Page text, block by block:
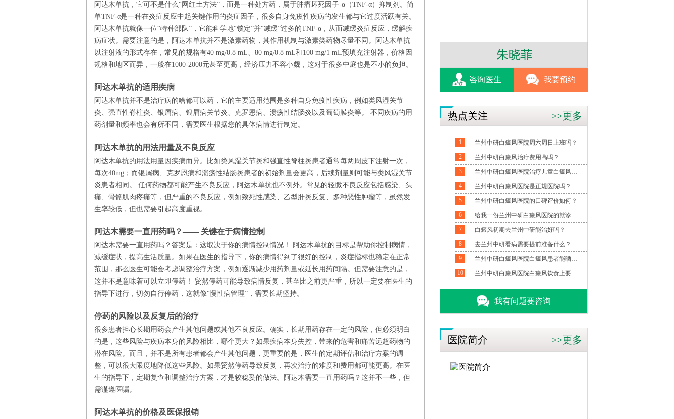
阿达木单抗，它可不是什么“网红土方法”，而是一种处方药，属于肿瘤坏死因子-α（TNF-α）抑制剂。简
单TNF-α是一种在炎症反应中起关键作用的炎症因子，很多自身免疫性疾病的发生都与它过度活跃有关。
阿达木单抗就像一位“特种部队”，它能科学地“锁定”并“减缓”过多的TNF-α，从而减缓炎症反应，缓解疾
病症状。需要注意的是，阿达木单抗并不是激素药物，其作用机制与激素类药物尽量不同。阿达木单抗
以注射液的形式存在，常见的规格有40 mg/0.8 mL、80 mg/0.8 mL和100 mg/1 mL预填充注射器，价格因
规格和地区而异，一般在1000-2000元甚至更高，经济压力不容小觑，这对于很多中庭也是不小的负担。
阿达木单抗的适用疾病
阿达木单抗并不是治疗病的啥都可以药，它的主要适用范围是多种自身免疫性疾病，例如类风湿关节
炎、强直性脊柱炎、银屑病、银屑病关节炎、克罗恩病、溃疡性结肠炎以及葡萄膜炎等。 不同疾病的用
药剂量和频率也会有所不同，需要医生根据您的具体病情进行制定。
阿达木单抗的用法用量及不良反应
阿达木单抗的用法用量因疾病而异。比如类风湿关节炎和强直性脊柱炎患者通常每两周皮下注射一次，
每次40mg；而银屑病、克罗恩病和溃疡性结肠炎患者的初始剂量会更高，后续剂量则可能与类风湿关节
炎患者相同。 任何药物都可能产生不良反应，阿达木单抗也不例外。常见的轻微不良反应包括感染、头
痛、骨骼肌肉疼痛等，但严重的不良反应，例如致死性感染、乙型肝炎反复、多种恶性肿瘤等，虽然发
生率较低，但也需要引起高度重视。
阿达木需要一直用药吗？—— 关键在于病情控制
阿达木需要一直用药吗？答案是：这取决于你的病情控制情况！ 阿达木单抗的目标是帮助你控制病情，
减缓症状，提高生活质量。如果在医生的指导下，你的病情得到了很好的控制，炎症指标也稳定在正常
范围，那么医生可能会考虑调整治疗方案，例如逐渐减少用药剂量或延长用药间隔。但需要注意的是，
这并不是意味着可以立即停药！ 贸然停药可能导致病情反复，甚至比之前更严重，所以一定要在医生的
指导下进行，切勿自行停药，这就像“慢性病管理”，需要长期坚持。
停药的风险以及反复后的治疗
很多患者担心长期用药会产生其他问题或其他不良反应。确实，长期用药存在一定的风险，但必须明白
的是，这些风险与疾病本身的风险相比，哪个更大？如果疾病本身失控，带来的危害和痛苦远超药物的
潜在风险。而且，并不是所有患者都会产生其他问题，更重要的是，医生的定期评估和治疗方案的调
整，可以很大限度地降低这些风险。如果贸然停药导致反复，再次治疗的难度和费用都可能更高。在医
生的指导下，定期复查和调整治疗方案，才是较稳妥的做法。阿达木需要一直用药吗？这并不一些，但
需谨遵医嘱。
阿达木单抗的价格及医保报销
侯慧永 朱晓菲 朱少云
咨询医生 我要预约
热点关注 >>更多
1
兰州中研白癜风医院周六周日上班吗？
2
兰州中研白癜风治疗费用高吗？
3
兰州中研白癜风医院治疗儿童白癜风怎么样？
4
兰州中研白癜风医院是正规医院吗？
5
兰州中研白癜风医院的口碑评价如何？
6
给我一份兰州中研白癜风医院的就诊指南？
7
白癜风初期去兰州中研能治好吗？
8
去兰州中研看病需要提前准备什么？
9
兰州中研白癜风医院白癜风患者能晒太阳吗？
10
兰州中研白癜风医院白癜风饮食上要注意什么
我有问题要咨询
医院简介 >>更多